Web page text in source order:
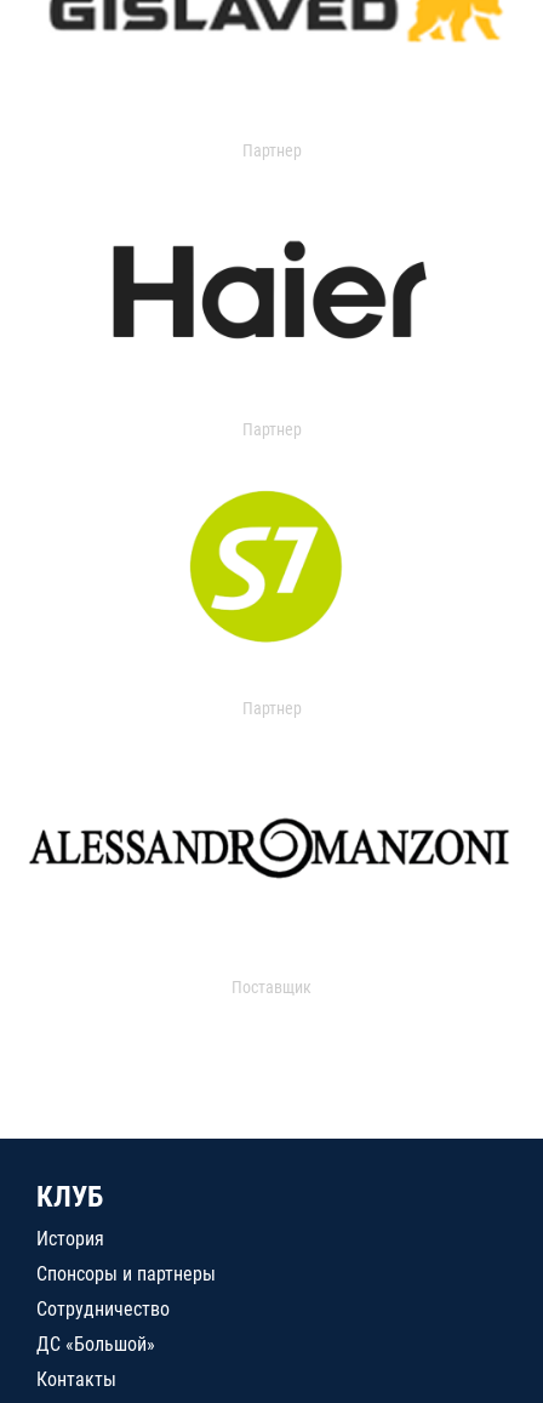
Партнер
Партнер
Партнер
Поставщик
КЛУБ
История
Спонсоры и партнеры
Сотрудничество
ДС «Большой»
Контакты